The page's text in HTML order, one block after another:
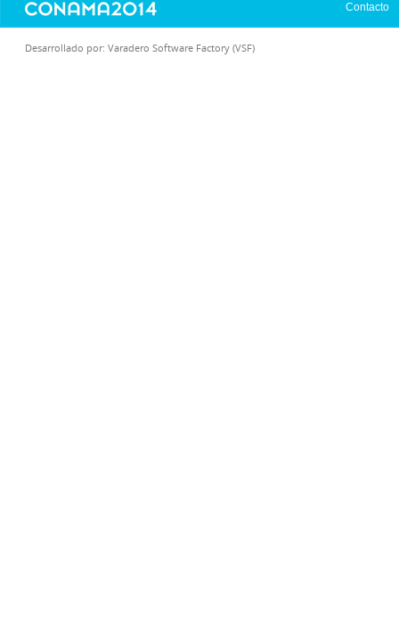
Contacto
Desarrollado por: Varadero Software Factory (VSF)